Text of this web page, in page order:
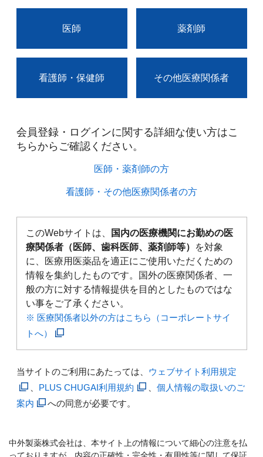
医師 薬剤師
看護師・保健師 その他医療関係者
会員登録・ログインに関する詳細な使い方はこ
ちらからご確認ください。​
医師・薬剤師の方​
看護師・その他医療関係者の方​
このWebサイトは、
国内の医療機関にお勤めの医
療関係者（医師、歯科医師、薬剤師等）
を対象
に、医療用医薬品を適正にご使用いただくための
情報を集約したものです。国外の医療関係者、一
般の方に対する情報提供を目的としたものではな
い事をご了承ください。
※ 医療関係者以外の方はこちら（コーポレートサイ
トへ）
当サイトのご利用にあたっては、 ウェブサイト利用規定
PLUS CHUGAI利用規約
個人情報の取扱いのご
案内
への同意が必要です。
中外製薬株式会社は、本サイト上の情報について細心の注意を払
っておりますが、内容の正確性・完全性・有用性等に関して保証